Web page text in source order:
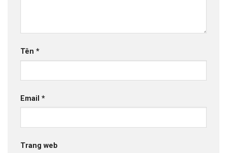
Tên *
Email *
Trang web